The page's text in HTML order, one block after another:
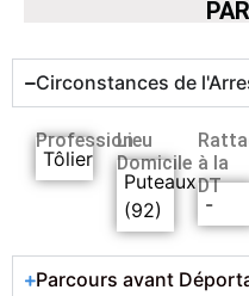
Circonstances de
Profession
Tôlier
Lieu
Domicile
Puteaux
(92)
à la
DT
-
Parcours avant